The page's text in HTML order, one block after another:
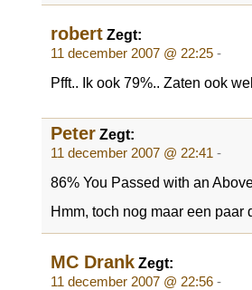
robert Zegt:
11 december 2007 @ 22:25 -
Pfft.. Ik ook 79%.. Zaten ook
Peter Zegt:
11 december 2007 @ 22:41 -
86% You Passed with an
Hmm, toch nog maar een
MC Drank Zegt:
11 december 2007 @ 22:56 -